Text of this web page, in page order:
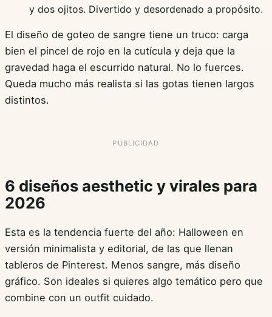
y dos ojitos. Divertido y desordenado a propósito.
El diseño de goteo de sangre tiene un truco: carga
bien el pincel de rojo en la cutícula y deja que la
gravedad haga el escurrido natural. No lo fuerces.
Queda mucho más realista si las gotas tienen largos
distintos.
6 diseños aesthetic y virales para
2026
Esta es la tendencia fuerte del año: Halloween en
versión minimalista y editorial, de las que llenan
tableros de Pinterest. Menos sangre, más diseño
gráfico. Son ideales si quieres algo temático pero que
combine con un outfit cuidado.